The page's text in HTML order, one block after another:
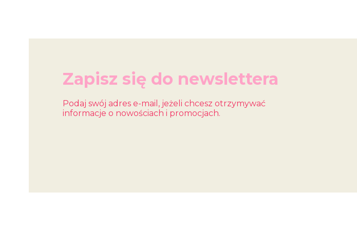
Zapisz się do newslettera
Podaj swój adres e-mail, jeżeli chcesz otrzymywać
informacje o nowościach i promocjach.